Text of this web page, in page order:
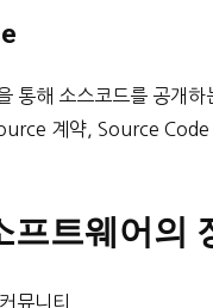
통해 소스코드를 공개
계약, Source Code
프트웨어의
뮤니티